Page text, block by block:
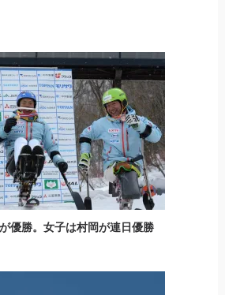
優勝。女子は村岡が連日優勝